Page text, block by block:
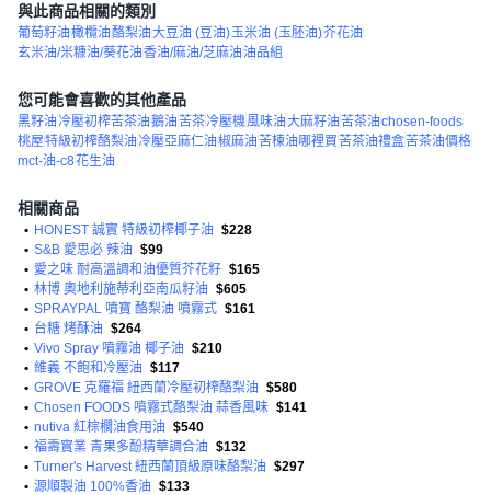
與此商品相關的類別
葡萄籽油橄欖油酪梨油大豆油 (豆油)玉米油 (玉胚油)芥花油
玄米油/米糠油/葵花油香油/麻油/芝麻油油品組
您可能會喜歡的其他產品
黑籽油 冷壓初榨苦茶油鵝油苦茶冷壓機風味油大麻籽油苦茶油chosen-foods
桃屋特級初榨酪梨油 冷壓亞麻仁油椒麻油苦楝油哪裡買苦茶油禮盒苦茶油價格
mct-油-c8花生油
相關商品
• HONEST 誠實 特級初榨椰子油 $228
• S&B 愛思必 辣油 $99
• 愛之味 耐高溫調和油優質芥花籽 $165
• 林博 奧地利施蒂利亞南瓜籽油 $605
• SPRAYPAL 噴寶 酪梨油 噴霧式 $161
• 台糖 烤酥油 $264
• Vivo Spray 噴霧油 椰子油 $210
• 維義 不飽和冷壓油 $117
• GROVE 克羅福 紐西蘭冷壓初榨酪梨油 $580
• Chosen FOODS 噴霧式酪梨油 蒜香風味 $141
• nutiva 紅棕櫚油食用油 $540
• 福壽實業 青果多酚精華調合油 $132
• Turner's Harvest 紐西蘭頂級原味酪梨油 $297
• 源順製油 100%香油 $133